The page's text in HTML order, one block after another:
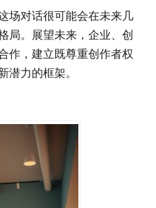
场对话很可能会在未来几
局。展望未来，企业、创
作，建立既尊重创作者权
潜力的框架。